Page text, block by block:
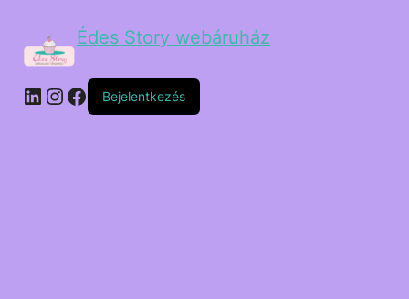
Édes Story webáruház
Bejelentkezés